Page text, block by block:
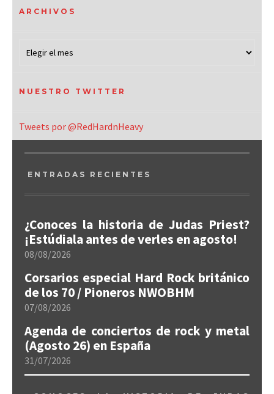
ARCHIVOS
NUESTRO TWITTER
Tweets por @RedHardnHeavy
ENTRADAS RECIENTES
¿Conoces la historia de Judas Priest?
¡Estúdiala antes de verles en agosto!
08/08/2026
Corsarios especial Hard Rock británico
de los 70 / Pioneros NWOBHM
07/08/2026
Agenda de conciertos de rock y metal
(Agosto 26) en España
31/07/2026